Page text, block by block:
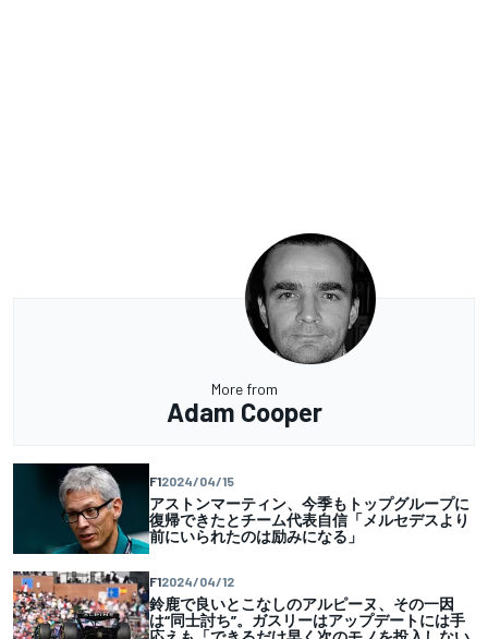
More from
Adam Cooper
F12024/04/15
アストンマーティン、今季もトップグループに
復帰できたとチーム代表自信「メルセデスより
前にいられたのは励みになる」
F12024/04/12
鈴鹿で良いとこなしのアルピーヌ、その一因
は“同士討ち”。ガスリーはアップデートには手